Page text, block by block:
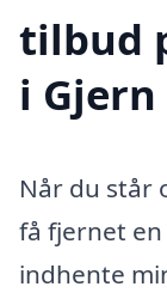
tilbud
i Gjern
Når du står
få fjernet
indhente